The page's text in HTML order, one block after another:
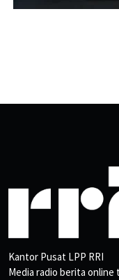
Kantor Pusat LPP RRI
Media radio berita online